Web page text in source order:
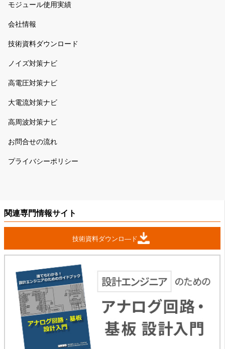
モジュール使用実績
会社情報
技術資料ダウンロード
ノイズ対策ナビ
高電圧対策ナビ
大電流対策ナビ
高周波対策ナビ
お問合せの流れ
プライバシーポリシー
関連専門情報サイト
技術資料ダウンロ―ド